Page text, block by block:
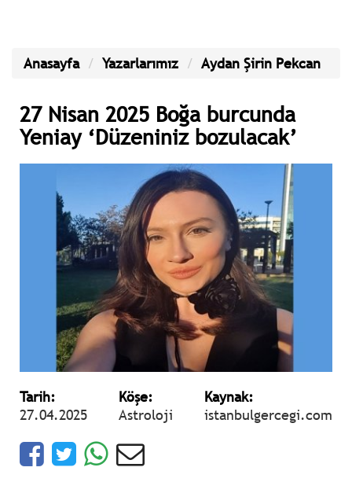
Anasayfa Yazarlarımız Aydan Şirin Pekcan
27 Nisan 2025 Boğa burcunda
Yeniay ‘Düzeniniz bozulacak’
Tarih:
27.04.2025
Köşe:
Astroloji
Kaynak:
istanbulgercegi.com